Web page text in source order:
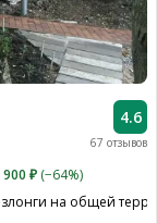
67 отзывов
4.6
900 ₽ (−64%)
на общей